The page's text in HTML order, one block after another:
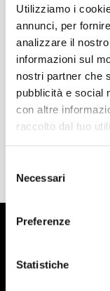
Utilizziamo i
annunci, per
analizzare il
informazioni sul
nostri partner che
pubblicità e social
con altre
raccolto dal tuo
delNecessari
Preferenze
Statistiche